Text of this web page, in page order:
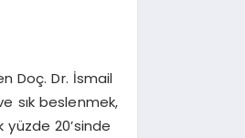
Doç. Dr. İsmail
sık beslenmek,
yüzde 20’sinde